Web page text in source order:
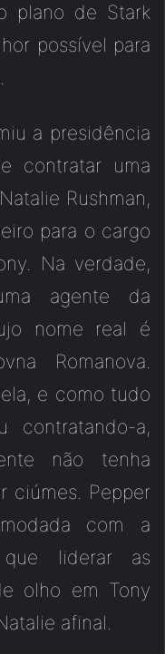
plano de Stark
possível para
a presidência
contratar uma
Rushman,
para o cargo
Na verdade,
agente da
nome real é
Romanova.
e como tudo
contratando-a,
não tenha
ciúmes. Pepper
com a
liderar as
olho em Tony
afinal.